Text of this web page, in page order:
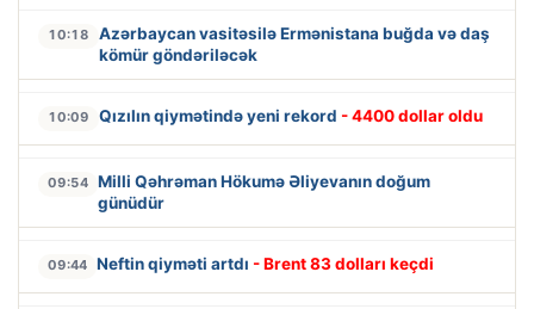
10:18
Azərbaycan vasitəsilə Ermənistana buğda və daş
kömür göndəriləcək
10:09 Qızılın qiymətində yeni rekord - 4400 dollar oldu
09:54 Milli Qəhrəman Hökumə Əliyevanın doğum
günüdür
09:44 Neftin qiyməti artdı - Brent 83 dolları keçdi